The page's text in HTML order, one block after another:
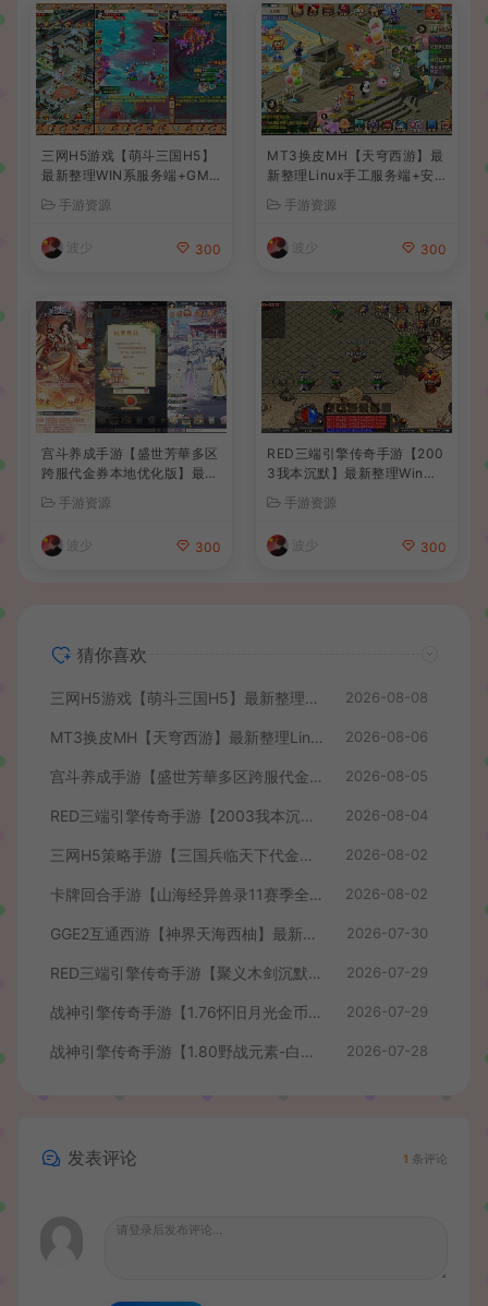
三网H5游戏【萌斗三国H5】
最新整理WIN系服务端+GM
手游资源
波少 300
MT3换皮MH【天穹西游】最
新整理Linux手工服务端+安
建教程+全套源码+视频教程
手游资源
波少 300
宫斗养成手游【盛世芳華多区
跨服代金券本地优化版】最新
整理单机一键即玩端+Linux
手工服务端+CDK授权后台
+安卓+详细搭建教程
手游资源
波少 300
RED三端引擎传奇手游【200
3我本沉默】最新整理Win系
服务端+安卓苹果PC三端+详
细搭建教程
手游资源
波少 300
猜你喜欢
三网H5游戏【萌斗三国H5】最新整理WIN系服务端+GM后台+详细搭建教程 2026-08-08
MT3换皮MH【天穹西游】最新整理Linux手工服务端+安卓苹果双端+GM后台+详细搭建教程+全套源码+视频教程 2026-08-06
宫斗养成手游【盛世芳華多区跨服代金券本地优化版】最新整理单机一键即玩端+Linux手工服务端+CDK授权后台+安卓+详细搭建教程 2026-08-05
RED三端引擎传奇手游【2003我本沉默】最新整理Win系服务端+安卓苹果PC三端+详细搭建教程 2026-08-04
三网H5策略手游【三国兵临天下代金券内购七合修复版】最新整理单机一键即玩镜像端+Linux手工服务端+管理后台+GM授权后台+简易安卓客户端+详细搭建教程+视频教程 2026-08-02
卡牌回合手游【山海经异兽录11赛季全人物代金券内购版】最新整理WIN系服务端+授权GM后台+管理后台+热更修改工具+安卓+详细搭建教程 2026-08-02
GGE2互通西游【神界天海西柚】最新整理Win系服务端+安卓苹果PC三端+内置GM工具+全套源码+详细搭建教程+视频教程 2026-07-30
RED三端引擎传奇手游【聚义木剑沉默高仿嘟嘟沉默】最新整理Win系服务端+安卓苹果PC三端+详细搭建教程 2026-07-29
战神引擎传奇手游【1.76怀旧月光金币版】最新整理Win系复古服务端+安卓苹果双端+GM授权物品后台+详细搭建教程 2026-07-29
战神引擎传奇手游【1.80野战元素-白猪7.2免授权】最新整理Win系特色服务端+安卓+GM授权物品后台+详细搭建教程 2026-07-28
发表评论 1 条评论